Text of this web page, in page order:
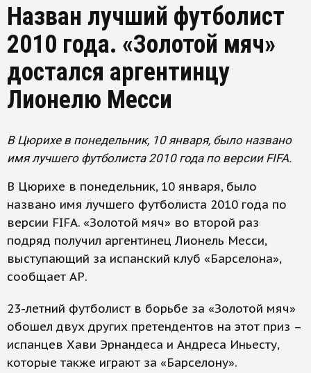
Назван лучший футболист
2010 года. «Золотой мяч»
достался аргентинцу
Лионелю Месси
В Цюрихе в понедельник, 10 января, было названо
имя лучшего футболиста 2010 года по версии FIFA.
В Цюрихе в понедельник, 10 января, было
названо имя лучшего футболиста 2010 года по
версии FIFA. «Золотой мяч» во второй раз
подряд получил аргентинец Лионель Месси,
выступающий за испанский клуб «Барселона»,
сообщает АР.
23-летний футболист в борьбе за «Золотой мяч»
обошел двух других претендентов на этот приз –
испанцев Хави Эрнандеса и Андреса Иньесту,
которые также играют за «Барселону».